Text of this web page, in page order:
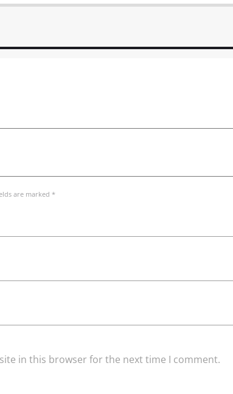
are marked *
in this browser for the next time I comment.